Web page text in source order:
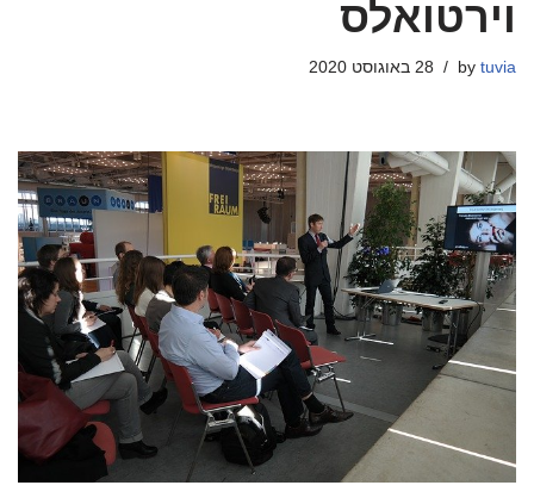
וירטואלס
by tuvia 28 באוגוסט 2020